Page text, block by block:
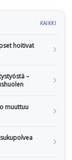
KAIKKI
hoitivat
–
muuttuu